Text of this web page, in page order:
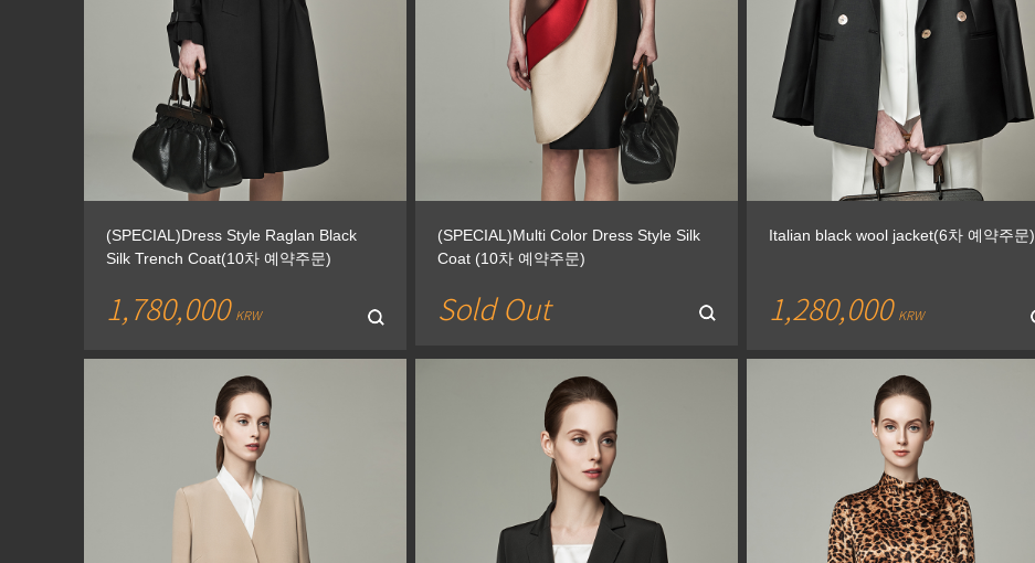
(SPECIAL)Dress Style Raglan Black
Silk Trench Coat(10차 예약주문)
1,780,000 KRW
(SPECIAL)Multi Color Dress Style Silk
Coat (10차 예약주문)
Sold Out
Italian black wool jacket(6차 예약주문)
1,280,000 KRW